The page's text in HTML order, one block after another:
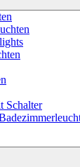
Schalter